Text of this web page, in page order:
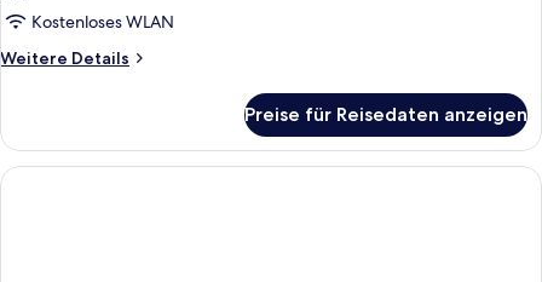
Kostenloses WLAN
Weitere Details
Weitere
Preise für Reisedaten anzeigen